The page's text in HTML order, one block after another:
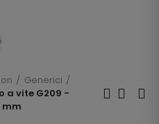
Generici
a vite G209 -
mm